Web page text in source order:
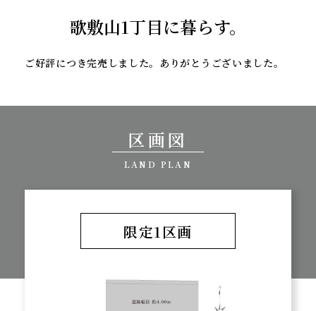
歌敷山1丁目に暮らす。
ご好評につき完売しました。ありがとうございました。
区画図
LAND PLAN
限定1区画